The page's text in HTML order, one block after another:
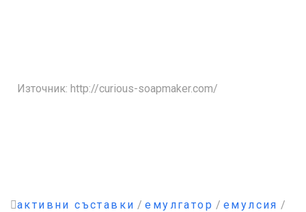
Източник: http://curious-soapmaker.com/
активни съставки /емулгатор /емулсия /